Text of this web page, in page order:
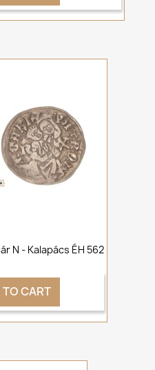
N - Kalapács ÉH 562
CART